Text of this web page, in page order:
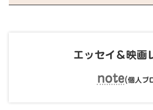
エッセイ＆映画
note(個人ブ